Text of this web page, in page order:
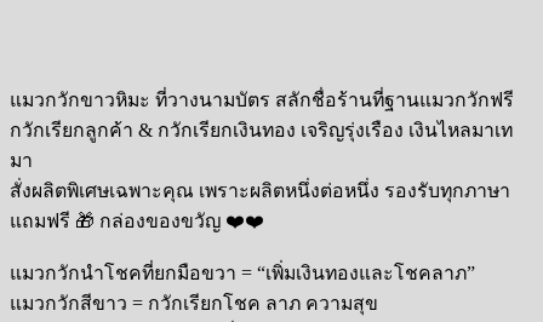
แมวกวักขาวหิมะ ที่วางนามบัตร สลักชื่อร้านที่ฐานแมวกวักฟรี
กวักเรียกลูกค้า & กวักเรียกเงินทอง เจริญรุ่งเรือง เงินไหลมาเท
มา
สั่งผลิตพิเศษเฉพาะคุณ เพราะผลิตหนึ่งต่อหนึ่ง รองรับทุกภาษา
แถมฟรี 🎁 กล่องของขวัญ ❤️❤️
แมวกวักนำโชคที่ยกมือขวา = “เพิ่มเงินทองและโชคลาภ”
แมวกวักสีขาว = กวักเรียกโชค ลาภ ความสุข